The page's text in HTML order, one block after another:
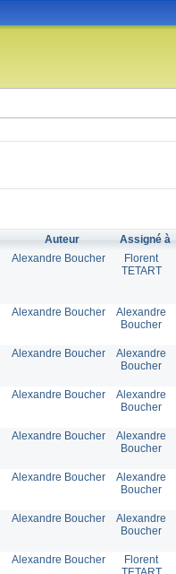
Auteur Assigné à
Alexandre Boucher
Florent
TETART
Alexandre Boucher
Alexandre
Boucher
Alexandre Boucher
Alexandre
Boucher
Alexandre Boucher
Alexandre
Boucher
Alexandre Boucher
Alexandre
Boucher
Alexandre Boucher
Alexandre
Boucher
Alexandre Boucher
Alexandre
Boucher
Alexandre Boucher
Florent